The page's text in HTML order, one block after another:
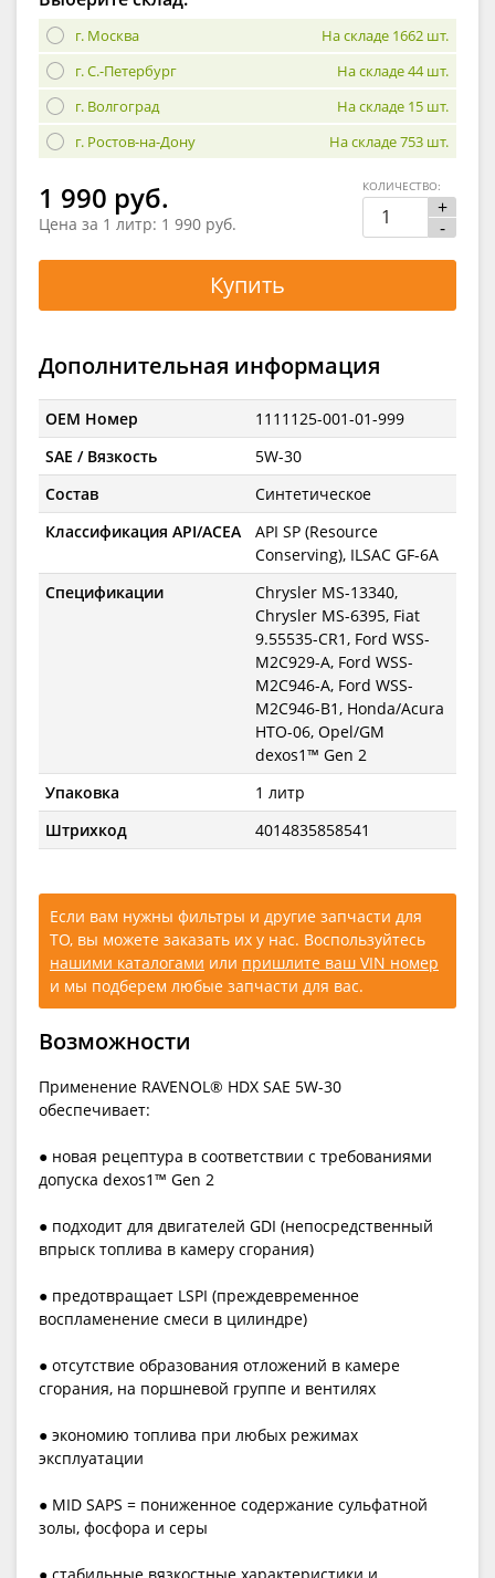
г. Москва
На складе 1662 шт.
г. С.-Петербург
На складе 44 шт.
г. Волгоград
На складе 15 шт.
г. Ростов-на-Дону
На складе 753 шт.
1 990 руб.
Цена за 1 литр: 1 990 руб.
+
-
КОЛИЧЕСТВО:
Купить
Дополнительная информация
OEM Номер
1111125-001-01-999
SAE / Вязкость
5W-30
Состав
Синтетическое
Классификация API/ACEA
API SP (Resource
Conserving), ILSAC GF-6A
Спецификации
Chrysler MS-13340,
Chrysler MS-6395, Fiat
9.55535-CR1, Ford WSS-
M2C929-A, Ford WSS-
M2C946-A, Ford WSS-
M2C946-B1, Honda/Acura
HTO-06, Opel/GM
dexos1™ Gen 2
Упаковка
1 литр
Штрихкод
4014835858541
Если вам нужны фильтры и другие запчасти для
ТО, вы можете заказать их у нас. Воспользуйтесь
нашими каталогами или пришлите ваш VIN номер
и мы подберем любые запчасти для вас.
Возможности
Применение RAVENOL® HDX SAE 5W-30
обеспечивает:
● новая рецептура в соответствии с требованиями
допуска dexos1™ Gen 2
● подходит для двигателей GDI (непосредственный
впрыск топлива в камеру сгорания)
● предотвращает LSPI (преждевременное
воспламенение смеси в цилиндре)
● отсутствие образования отложений в камере
сгорания, на поршневой группе и вентилях
● экономию топлива при любых режимах
эксплуатации
● MID SAPS = пониженное содержание сульфатной
золы, фосфора и серы